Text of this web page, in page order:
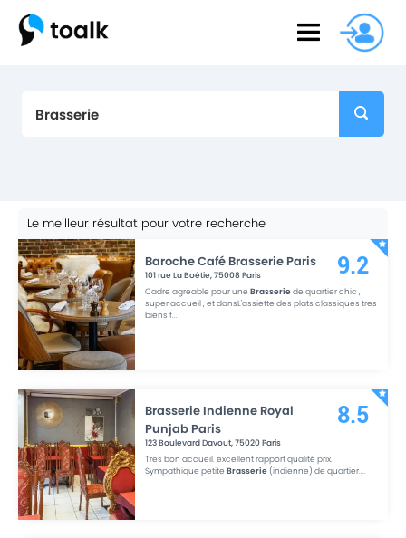
Le meilleur résultat pour votre recherche
Baroche Café Brasserie Paris
101 rue La Boétie,75008 Paris
Cadre agreable pour uneBrasseriede quartier chic ,
super accueil , et dansL'assiette des plats classiques tres
biens f...
9.2
Brasserie Indienne Royal
Punjab Paris
123 Boulevard Davout,75020Paris
Tres bon accueil. excellent rapport qualité prix.
Sympathique petiteBrasserie (indienne) de quartier....
8.5